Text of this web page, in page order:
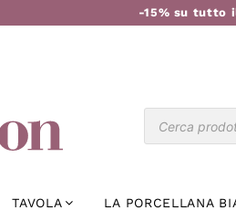
-15% su tutto
TAVOLA LA PORCELLANA